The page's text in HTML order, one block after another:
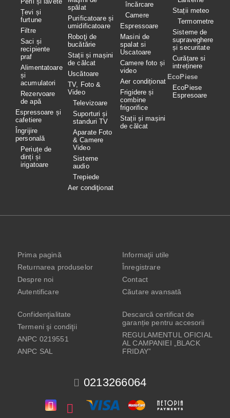
Țevi și
furtune
Filtre
Saci și
recipiente
praf
Alimentatoare
și
acumulatori
Rezervoare
de apă
Espressoare și
cafetiere
Îngrijire
personală
Periuțe de
dinți și
irigatoare
spălat
Purificatoare și
umidificatoare
Roboţi de
bucătărie
Stații și mașini
de călcat
Uscătoare
TV, Foto &
Video
Televizoare
Suporturi și
standuri TV
Aparate Foto
& Camere
Video
Sisteme
audio
Trepiede
Aer condiţionat
încărcare
Camere
Espressoare
Masini de
spalat si
Uscatoare
Camere foto și
video
Aer condiționat
Frigidere și
combine
frigorifice
Stații și mașini
de călcat
Stații meteo
Termometre
Sisteme de
supraveghere
și securitate
Curățare si
intreținere
EcoPiese
EcoPiese
Espresoare
0213266064
Prima pagină
Returnarea produselor
Despre noi
Autentificare
Informaţii utile
Înregistrare
Contact
Căutare avansată
Confidenţialitate
Termeni şi condiţii
ANPC 0219551
ANPC SAL
Descarcă certificat de
garanție pentru accesorii
REGULAMENTUL OFICIAL
AL CAMPANIEI „BLACK
FRIDAY”